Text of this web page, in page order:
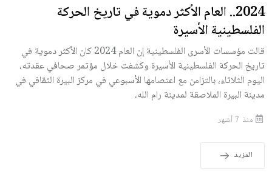
2024.. العام الأكثر دموية في تاريخ الحركة
الفلسطينية الأسيرة
قالت مؤسسات الأسرى الفلسطينية إن العام 2024 كان الأكثر دموية في
تاريخ الحركة الفلسطينية الأسيرة وكشفت خلال مؤتمر صحافي عقدته،
اليوم الثلاثاء، بالتزامن مع اعتصامها الأسبوعي في مركز البيرة الثقافي في
مدينة البيرة الملاصقة لمدينة رام الله،
منذ 7 أشهر
المزيد